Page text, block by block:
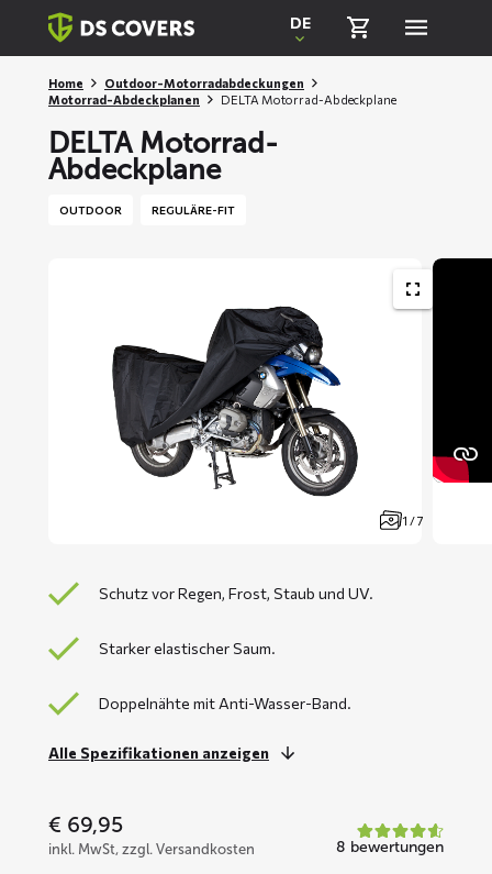
Skiplinks
DE
Home
Outdoor-Motorradabdeckungen
Motorrad-Abdeckplanen
DELTA Motorrad-Abdeckplane
DELTA Motorrad-
Abdeckplane
OUTDOOR REGULÄRE-FIT
1 / 7
Schutz vor Regen, Frost, Staub und UV.
Starker elastischer Saum.
Doppelnähte mit Anti-Wasser-Band.
Alle Spezifikationen anzeigen
€ 69,95
inkl. MwSt, zzgl. Versandkosten 8 bewertungen